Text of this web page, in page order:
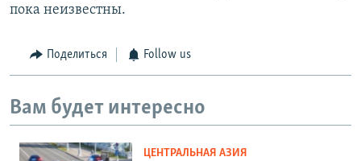
пока неизвестны.
Поделиться Follow us
Вам будет интересно
ЦЕНТРАЛЬНАЯ АЗИЯ